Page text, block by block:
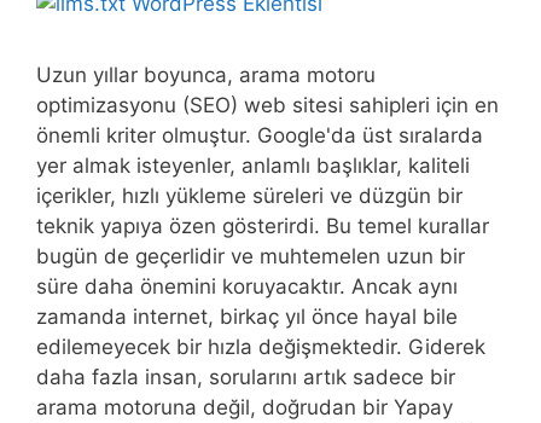
Uzun yıllar boyunca, arama motoru
optimizasyonu (SEO) web sitesi sahipleri için en
önemli kriter olmuştur. Google'da üst sıralarda
yer almak isteyenler, anlamlı başlıklar, kaliteli
içerikler, hızlı yükleme süreleri ve düzgün bir
teknik yapıya özen gösterirdi. Bu temel kurallar
bugün de geçerlidir ve muhtemelen uzun bir
süre daha önemini koruyacaktır. Ancak aynı
zamanda internet, birkaç yıl önce hayal bile
edilemeyecek bir hızla değişmektedir. Giderek
daha fazla insan, sorularını artık sadece bir
arama motoruna değil, doğrudan bir Yapay